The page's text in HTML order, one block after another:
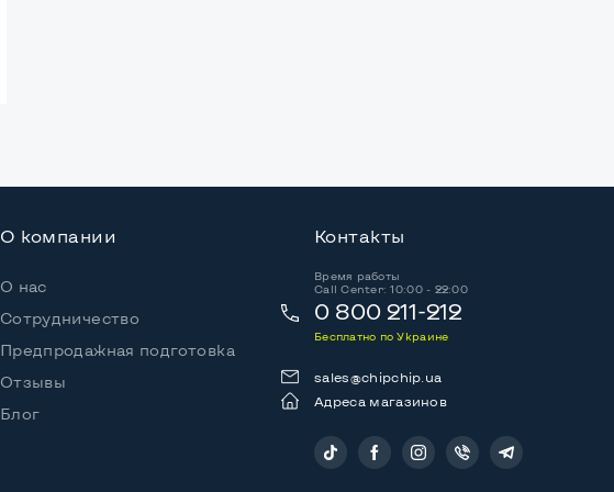
О компании
О нас
Сотрудничество
Предпродажная подготовка
Отзывы
Блог
Контакты
Время работы
Call Center: 10:00 - 22:00
0 800 211-212
Бесплатно по Украине
sales@chipchip.ua
Адреса магазинов